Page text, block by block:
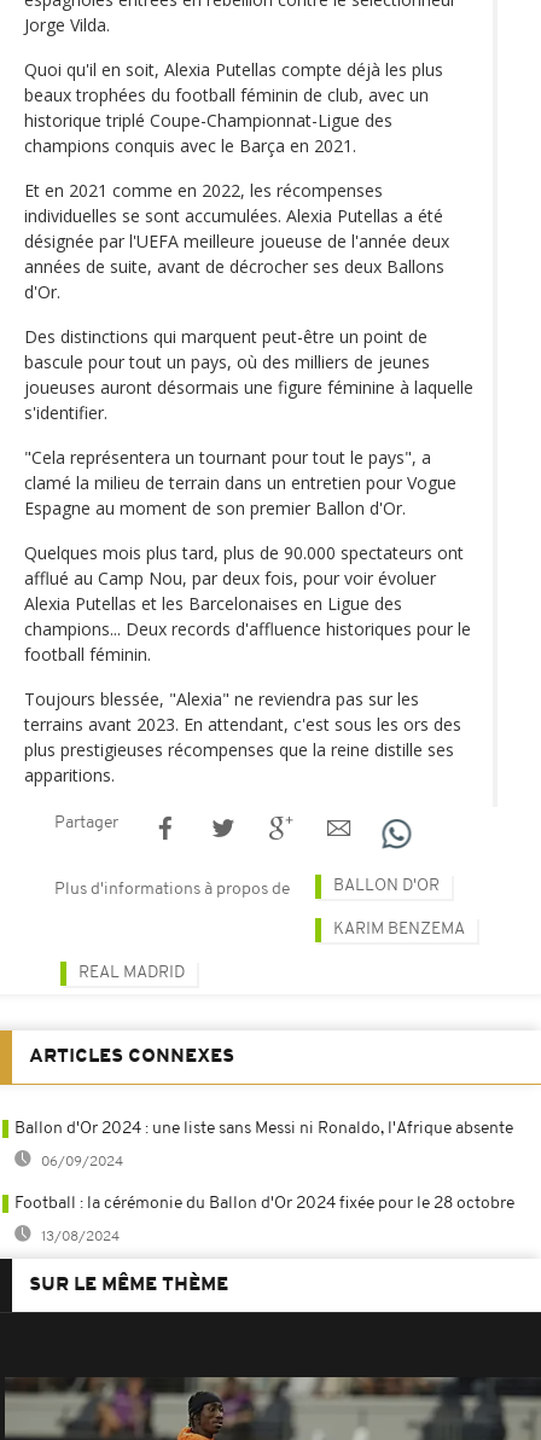
Jorge Vilda.
Quoi qu'il en soit, Alexia Putellas compte déjà les plus
beaux trophées du football féminin de club, avec un
historique triplé Coupe-Championnat-Ligue des
champions conquis avec le Barça en 2021.
Et en 2021 comme en 2022, les récompenses
individuelles se sont accumulées. Alexia Putellas a été
désignée par l'UEFA meilleure joueuse de l'année deux
années de suite, avant de décrocher ses deux Ballons
d'Or.
Des distinctions qui marquent peut-être un point de
bascule pour tout un pays, où des milliers de jeunes
joueuses auront désormais une figure féminine à laquelle
s'identifier.
"Cela représentera un tournant pour tout le pays", a
clamé la milieu de terrain dans un entretien pour Vogue
Espagne au moment de son premier Ballon d'Or.
Quelques mois plus tard, plus de 90.000 spectateurs ont
afflué au Camp Nou, par deux fois, pour voir évoluer
Alexia Putellas et les Barcelonaises en Ligue des
champions... Deux records d'affluence historiques pour le
football féminin.
Toujours blessée, "Alexia" ne reviendra pas sur les
terrains avant 2023. En attendant, c'est sous les ors des
plus prestigieuses récompenses que la reine distille ses
apparitions.
Partager
Plus d'informations à propos de BALLON D'OR
KARIM BENZEMA
REAL MADRID
ARTICLES CONNEXES
Ballon d'Or 2024 : une liste sans Messi ni Ronaldo, l'Afrique absente
06/09/2024
Football : la cérémonie du Ballon d'Or 2024 fixée pour le 28 octobre
13/08/2024
SUR LE MÊME THÈME